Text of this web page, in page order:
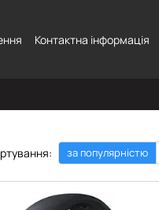
Контактна інформація
за популярністю